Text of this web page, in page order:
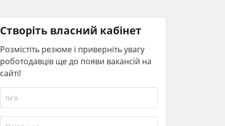
Створіть власний кабінет
Розмістіть резюме і приверніть увагу
роботодавців ще до появи вакансій на
сайті!